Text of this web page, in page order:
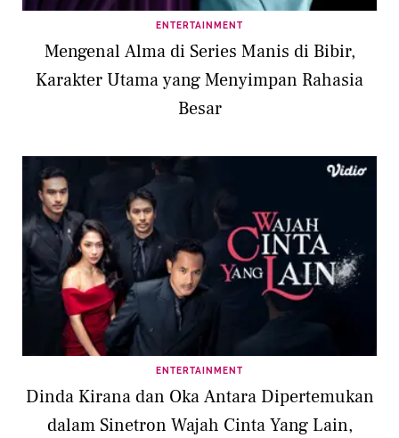
ENTERTAINMENT
Mengenal Alma di Series Manis di Bibir,
Karakter Utama yang Menyimpan Rahasia
Besar
ENTERTAINMENT
Dinda Kirana dan Oka Antara Dipertemukan
dalam Sinetron Wajah Cinta Yang Lain,